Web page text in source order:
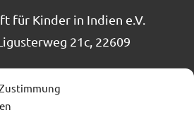
für Kinder in Indien e.V.
21c, 22609